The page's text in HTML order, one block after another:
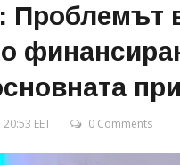
EET 0 Comments